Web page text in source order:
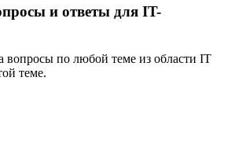
и ответы для IT-
вопросы по любой теме из области IT
теме.